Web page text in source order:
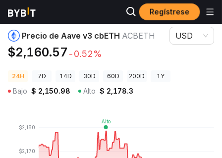
Regístrese
Precios de Criptomonedas Precio de Aave v3 cbETH ACBETH
Precio de Aave v3 cbETH ACBETH
$2,160.57 -0.52%
USD
24H 7D 14D 30D 60D 200D 1Y
Bajo $ 2,150.98 Alto $ 2,178.3